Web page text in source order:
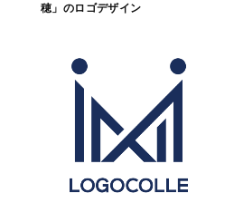
穂」のロゴデザイン